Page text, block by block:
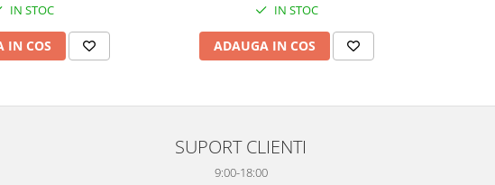
IN STOC
IN COS
IN STOC
ADAUGA IN COS
SUPORT CLIENTI
9:00-18:00